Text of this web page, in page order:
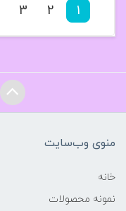
1
2
3
منوی وب‌سایت
خانه
نمونه محصولات